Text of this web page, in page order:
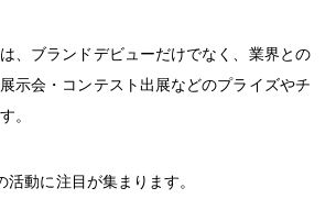
、ブランドデビューだけでなく、業界との
示会・コンテスト出展などのプライズやチ
。
動に注目が集まります。